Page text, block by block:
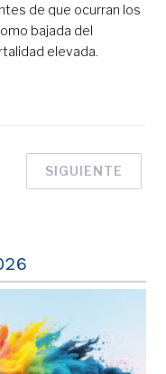
de que ocurran los
bajada del
elevada.
SIGUIENTE